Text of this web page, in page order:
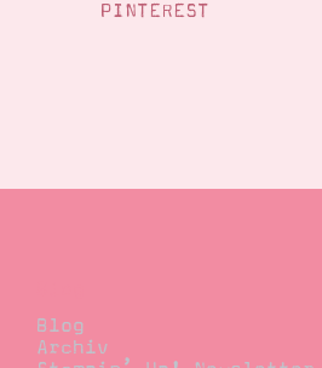
PINTEREST
Blog
Archiv